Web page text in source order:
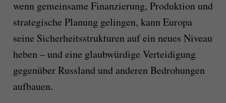
wenn gemeinsame Finanzierung, Produktion und
strategische Planung gelingen, kann Europa
seine Sicherheitsstrukturen auf ein neues Niveau
heben – und eine glaubwürdige Verteidigung
gegenüber Russland und anderen Bedrohungen
aufbauen.